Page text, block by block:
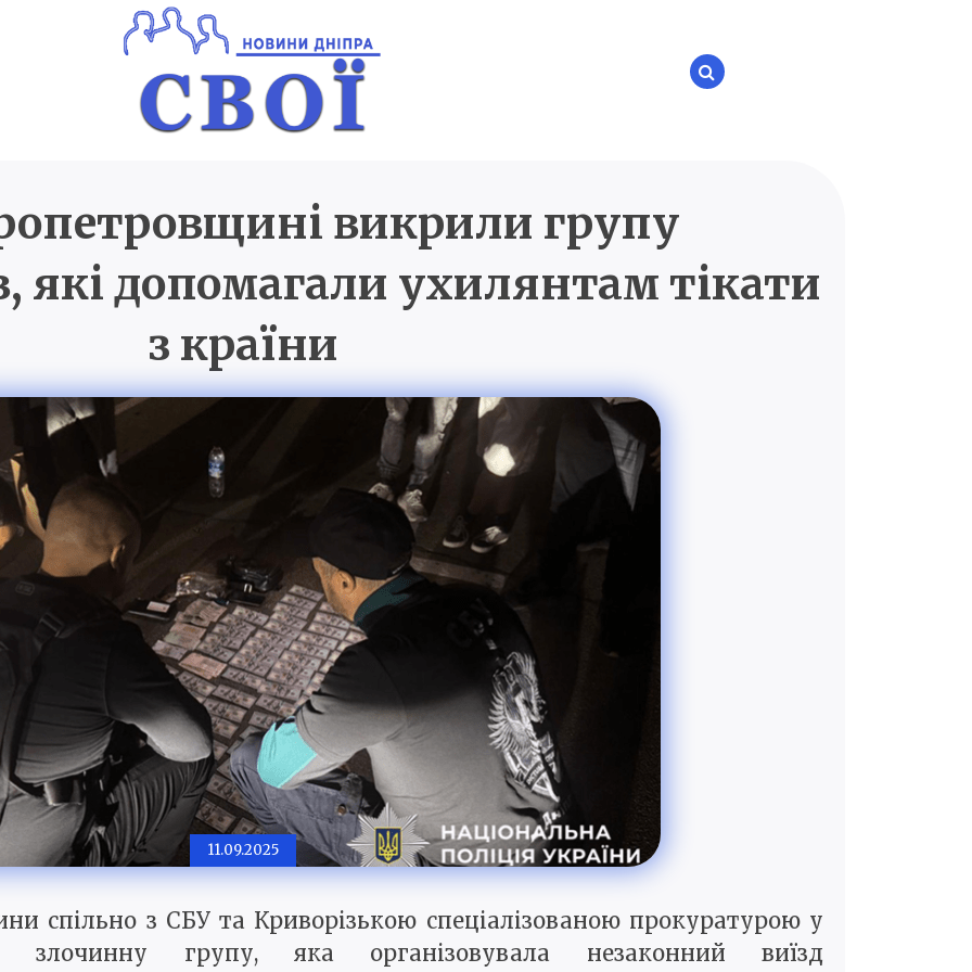
SVOI.DP.UA
Новини Дніправикрили групу
які допомагали ухилянтам тікати
з країни
11.09.2025
спільно з СБУ та Криворізькою спеціалізованою прокуратурою у
групу, яка організовувала незаконний виїзд